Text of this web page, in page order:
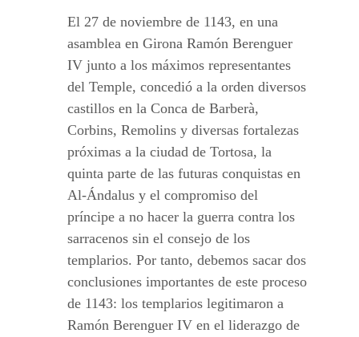
El 27 de noviembre de 1143, en una
asamblea en Girona Ramón Berenguer
IV junto a los máximos representantes
del Temple, concedió a la orden diversos
castillos en la Conca de Barberà,
Corbins, Remolins y diversas fortalezas
próximas a la ciudad de Tortosa, la
quinta parte de las futuras conquistas en
Al-Ándalus y el compromiso del
príncipe a no hacer la guerra contra los
sarracenos sin el consejo de los
templarios. Por tanto, debemos sacar dos
conclusiones importantes de este proceso
de 1143: los templarios legitimaron a
Ramón Berenguer IV en el liderazgo de